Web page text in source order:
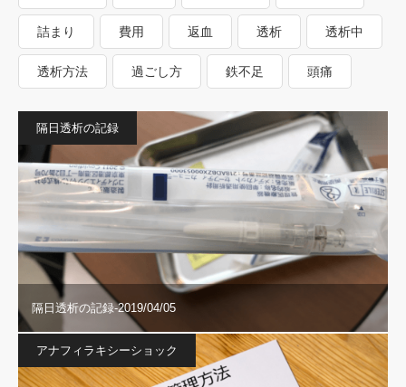
詰まり 費用 返血 透析 透析中
透析方法 過ごし方 鉄不足 頭痛
隔日透析の記録
隔日透析の記録-2019/04/05
アナフィラキシーショック